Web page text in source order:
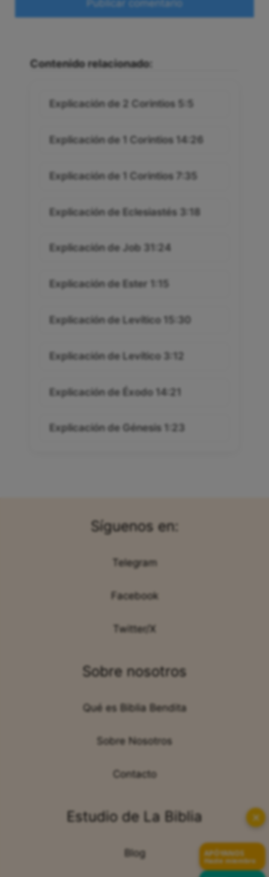
Contenido relacionado:
Explicación de 2 Corintios 5:5
Explicación de 1 Corintios 14:26
Explicación de 1 Corintios 7:35
Explicación de Eclesiastés 3:18
Explicación de Job 31:24
Explicación de Ester 1:15
Explicación de Levítico 15:30
Explicación de Levítico 3:12
Explicación de Éxodo 14:21
Explicación de Génesis 1:23
Síguenos en:
Telegram
Facebook
Twitter/X
Sobre nosotros
Qué es Biblia Bendita
Sobre Nosotros
Contacto
Estudio de La Biblia
Blog
✕
APÓYANOS
Hazte miembro